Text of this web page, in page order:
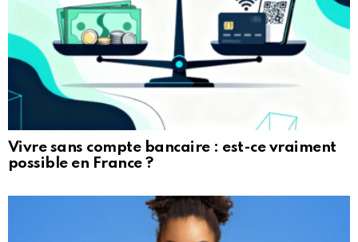
Vivre sans compte bancaire : est-ce vraiment
possible en France ?